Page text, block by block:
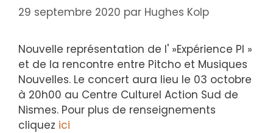
29 septembre 2020 par Hughes Kolp
Nouvelle représentation de l' »Expérience PI »
et de la rencontre entre Pitcho et Musiques
Nouvelles. Le concert aura lieu le 03 octobre
à 20h00 au Centre Culturel Action Sud de
Nismes. Pour plus de renseignements
cliquez ici